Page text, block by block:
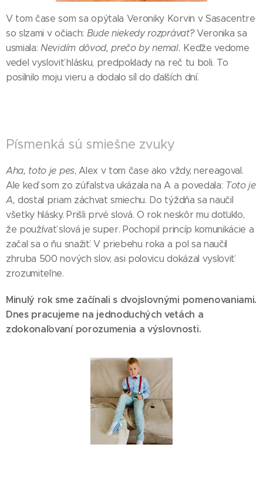
V tom čase som sa opýtala Veroniky Korvin v Sasacentre
so slzami v očiach: Bude niekedy rozprávať?Veronika sa
usmiala:Nevidím dôvod, prečo by nemal. Keďže vedome
vedel vysloviť hlásku, predpoklady na reč tu boli. To
posilnilo moju vieru a dodalo síl do ďalších dní.
Písmenká sú smiešne zvuky
Aha, toto je pes, Alex v tom čase ako vždy, nereagoval.
Ale keď som zo zúfalstva ukázala na A a povedala: Toto je
A, dostal priam záchvat smiechu. Do týždňa sa naučil
všetky hlásky. Prišli prvé slová. O rok neskôr mu doťuklo,
že používať slová je super. Pochopil princíp komunikácie a
začal sa o ňu snažiť. V priebehu roka a pol sa naučil
zhruba 500 nových slov, asi polovicu dokázal vysloviť
zrozumiteľne.
Minulý rok sme začínali s dvojslovnými pomenovaniami.
Dnes pracujeme na jednoduchých vetách a
zdokonaľovaní porozumenia a výslovnosti.